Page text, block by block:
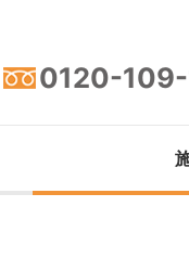
0120-